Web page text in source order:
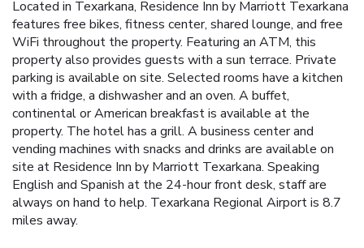
Located in Texarkana, Residence Inn by Marriott Texarkana
features free bikes, fitness center, shared lounge, and free
WiFi throughout the property. Featuring an ATM, this
property also provides guests with a sun terrace. Private
parking is available on site. Selected rooms have a kitchen
with a fridge, a dishwasher and an oven. A buffet,
continental or American breakfast is available at the
property. The hotel has a grill. A business center and
vending machines with snacks and drinks are available on
site at Residence Inn by Marriott Texarkana. Speaking
English and Spanish at the 24-hour front desk, staff are
always on hand to help. Texarkana Regional Airport is 8.7
miles away.